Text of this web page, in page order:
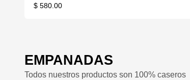
$ 580.00
EMPANADAS
Todos nuestros productos son 100% caseros